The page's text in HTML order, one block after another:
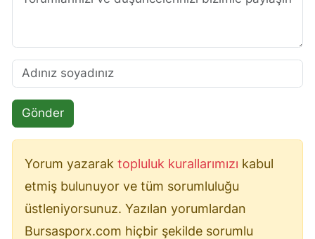
Gönder
Yorum yazarak topluluk kurallarımızı kabul
etmiş bulunuyor ve tüm sorumluluğu
üstleniyorsunuz. Yazılan yorumlardan
Bursasporx.com hiçbir şekilde sorumlu